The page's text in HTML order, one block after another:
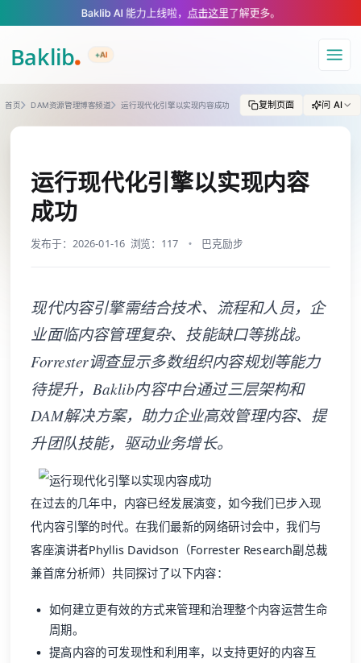
A Markdown version of this page is available at https://
Baklib AI 能力上线啦， 点击这里了解更多。
+AI
导航
首页 DAM资源管理博客频道 运行现代化引擎以实现内容成功 复制页面 问 AI
运行现代化引擎以实现内容
成功
发布于：2026-01-16 浏览：117 巴克励步
现代内容引擎需结合技术、流程和人员，企
业面临内容管理复杂、技能缺口等挑战。
Forrester调查显示多数组织内容规划等能力
待提升，Baklib内容中台通过三层架构和
DAM解决方案，助力企业高效管理内容、提
升团队技能，驱动业务增长。
在过去的几年中，内容已经发展演变，如今我们已步入现
代内容引擎的时代。在我们最新的网络研讨会中，我们与
客座演讲者Phyllis Davidson（Forrester Research副总裁
兼首席分析师）共同探讨了以下内容：
如何建立更有效的方式来管理和治理整个内容运营生命
周期。
提高内容的可发现性和利用率，以支持更好的内容互